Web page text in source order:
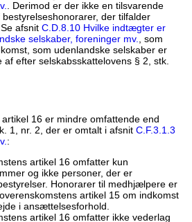
. Derimod er der ikke en tilsvarende
der tilfalder
afsnit C.D.8.10 Hvilke indtægter er
selskaber, foreninger mv.
, som
som udenlandske selskaber er
efter selskabsskattelovens § 2, stk.
16 er mindre omfattende end
1, nr. 2, der er omtalt i afsnit C.F.3.1.3
:
artikel 16 omfatter kun
og ikke personer, der er
Honorarer til medhjælpere er
artikel 15 om indkomst
i ansættelsesforhold.
artikel 16 omfatter ikke vederlag